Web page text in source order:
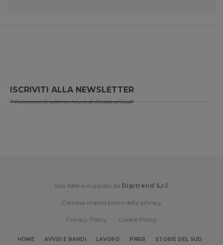
ISCRIVITI ALLA NEWSLETTER
* Riceverai le ultime news di Resto al Sud!
Sito Web sviluppato da Digitrend S.r.l .
Cambia impostazioni della privacy
Privacy Policy Cookie Policy
HOME AVVISI E BANDI LAVORO PNRR STORIE DEL SUD